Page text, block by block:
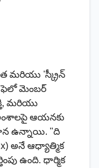
మరియు 'స్క్రీన్
మెంబర్
మరియు
ఆయనకు
ఉన్నాయి. "ది
అనే ఆధ్యాత్మిక
ఉంది. ధార్మిక